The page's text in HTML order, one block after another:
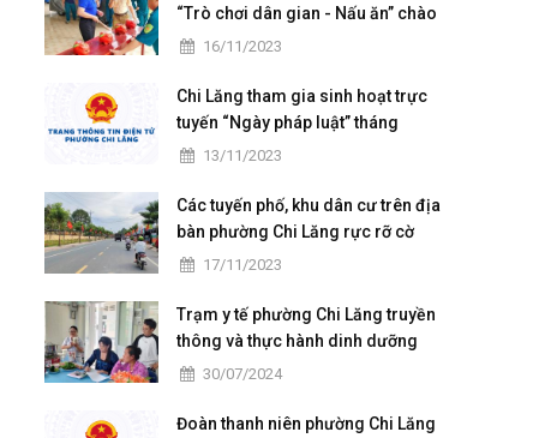
“Trò chơi dân gian - Nấu ăn” chào
mừng ngày hội Đại đoàn kết toàn
16/11/2023
Chi Lăng tham gia sinh hoạt trực
tuyến “Ngày pháp luật” tháng
11/2023
13/11/2023
Các tuyến phố, khu dân cư trên địa
bàn phường Chi Lăng rực rỡ cờ
hoa ngày hội Đại đoàn kết toàn
17/11/2023
Trạm y tế phường Chi Lăng truyền
thông và thực hành dinh dưỡng
cho các bà mẹ có con nhỏ trên
30/07/2024
Đoàn thanh niên phường Chi Lăng